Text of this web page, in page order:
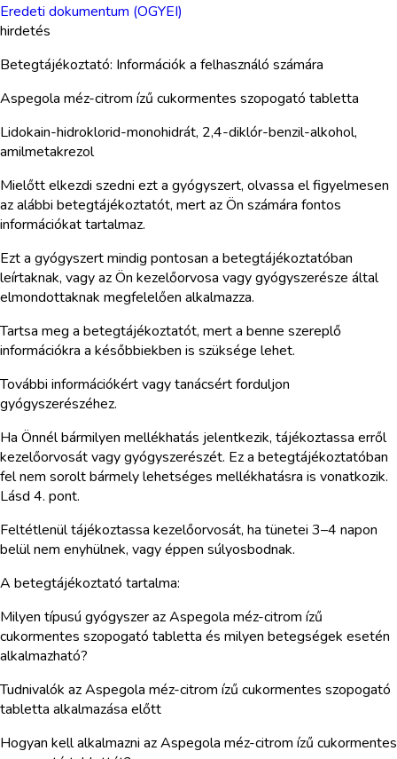
Eredeti dokumentum (OGYEI)
hirdetés
Betegtájékoztató: Információk a felhasználó számára
Aspegola méz-citrom ízű cukormentes szopogató tabletta
Lidokain-hidroklorid-monohidrát, 2,4-diklór-benzil-alkohol,
amilmetakrezol
Mielőtt elkezdi szedni ezt a gyógyszert, olvassa el figyelmesen
az alábbi betegtájékoztatót, mert az Ön számára fontos
információkat tartalmaz.
Ezt a gyógyszert mindig pontosan a betegtájékoztatóban
leírtaknak, vagy az Ön kezelőorvosa vagy gyógyszerésze által
elmondottaknak megfelelően alkalmazza.
Tartsa meg a betegtájékoztatót, mert a benne szereplő
információkra a későbbiekben is szüksége lehet.
További információkért vagy tanácsért forduljon
gyógyszerészéhez.
Ha Önnél bármilyen mellékhatás jelentkezik, tájékoztassa erről
kezelőorvosát vagy gyógyszerészét. Ez a betegtájékoztatóban
fel nem sorolt bármely lehetséges mellékhatásra is vonatkozik.
Lásd 4. pont.
Feltétlenül tájékoztassa kezelőorvosát, ha tünetei 3–4 napon
belül nem enyhülnek, vagy éppen súlyosbodnak.
A betegtájékoztató tartalma:
Milyen típusú gyógyszer az Aspegola méz-citrom ízű
cukormentes szopogató tabletta és milyen betegségek esetén
alkalmazható?
Tudnivalók az Aspegola méz-citrom ízű cukormentes szopogató
tabletta alkalmazása előtt
Hogyan kell alkalmazni az Aspegola méz-citrom ízű cukormentes